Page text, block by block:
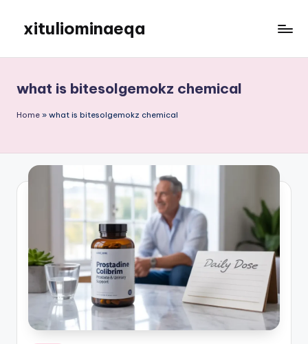
content
xituliominaeqa
what is bitesolgemokz chemical
Home » what is bitesolgemokz chemical